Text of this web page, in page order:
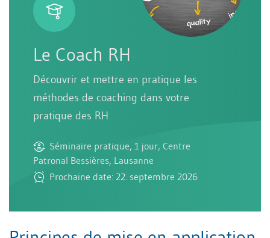
Le Coach RH
Découvrir et mettre en pratique les
méthodes de coaching dans votre
pratique des RH
Séminaire pratique, 1 jour, Centre
Patronal Bessières, Lausanne
Prochaine date: 22. septembre 2026